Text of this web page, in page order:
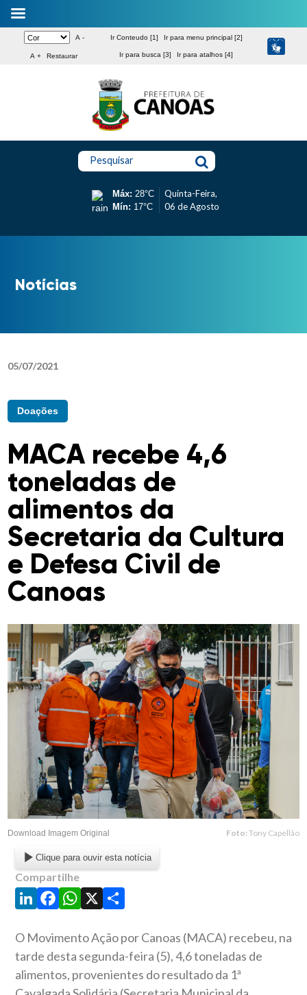
A -
A + Restaurar
Ir Conteudo [1] Ir para menu principal [2]
Ir para busca [3] Ir para atalhos [4]
Pesquisar
Máx: 28°C
Mín: 17°C
Quinta-Feira,
06 de Agosto
Notícias
05/07/2021
Doações
MACA recebe 4,6
toneladas de
alimentos da
Secretaria da Cultura
e Defesa Civil de
Canoas
Download Imagem Original Foto: Tony Capellão
Clique para ouvir esta notícia
Compartilhe
LinkedIn
Facebook
WhatsApp
X Share
O Movimento Ação por Canoas (MACA) recebeu, na
tarde desta segunda-feira (5), 4,6 toneladas de
alimentos, provenientes do resultado da 1ª